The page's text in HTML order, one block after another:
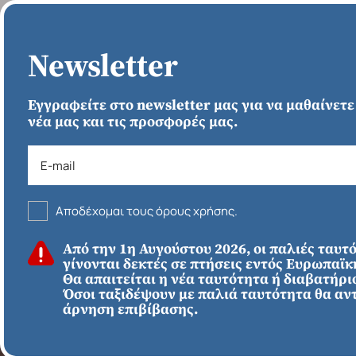
Newsletter
Εγγραφείτε στο newsletter μας για να
νέα μας και τις προσφορές μας.
Αποδέχομαι τους όρους χρήσης.
Από την 1η Αυγούστου 2026, οι παλιές
γίνονται δεκτές σε πτήσεις εντός
Θα απαιτείται η νέα ταυτότητα ή
Όσοι ταξιδέψουν με παλιά ταυτότητα θα
άρνηση επιβίβασης.
Απευθείας απο
Ηράκλειο
Εκτός Ευρώπης
ΕΥΡΩΠΗ